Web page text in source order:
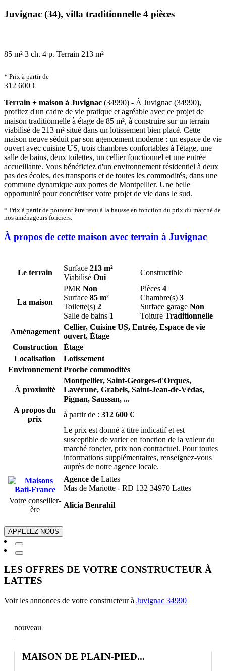
Juvignac (34), villa traditionnelle 4 pièces
85 m² 3 ch. 4 p. Terrain 213 m²
* Prix à partir de
312 600 €
Terrain + maison à Juvignac (34990) - À Juvignac (34990),
profitez d'un cadre de vie pratique et agréable avec ce projet de
maison traditionnelle à étage de 85 m², à construire sur un terrain
viabilisé de 213 m² situé dans un lotissement bien placé. Cette
maison neuve séduit par son agencement moderne : un espace de vie
ouvert avec cuisine US, trois chambres confortables à l'étage, une
salle de bains, deux toilettes, un cellier fonctionnel et une entrée
accueillante. Vous bénéficiez d'un environnement résidentiel à deux
pas des écoles, des transports et de toutes les commodités, dans une
commune dynamique aux portes de Montpellier. Une belle
opportunité pour concrétiser votre projet de vie dans le sud.
* Prix à partir de pouvant être revu à la hausse en fonction du prix du marché de
nos aménageurs fonciers.
À propos de cette maison avec terrain à Juvignac
Le terrain
Surface 213 m²
Viabilisé Oui
Constructible
La maison
PMR Non
Surface 85 m²
Toilette(s) 2
Salle de bains 1
Pièces 4
Chambre(s) 3
Surface garage Non
Toiture Traditionnelle
Aménagement
Cellier, Cuisine US, Entrée, Espace de vie
ouvert, Étage
Construction
Étage
Localisation
Lotissement
Environnement Proche commodités
À proximité
Montpellier, Saint-Georges-d'Orques,
Lavérune, Grabels, Saint-Jean-de-Védas,
Pignan, Saussan, ...
A propos du
prix
à partir de : 312 600 €
Le prix est donné à titre indicatif et est
susceptible de varier en fonction de la valeur du
marché foncier, prix non contractuel. Pour toutes
informations supplémentaires, renseignez-vous
auprès de notre agence locale.
Agence de Lattes
Mas de Mariotte - RD 132 34970 Lattes
Votre conseiller-
ère
Alicia Benrahil
APPELEZ-NOUS
LES OFFRES DE VOTRE CONSTRUCTEUR À
LATTES
Voir les annonces de votre constructeur à Juvignac 34990
nouveau
MAISON DE PLAIN-PIED...